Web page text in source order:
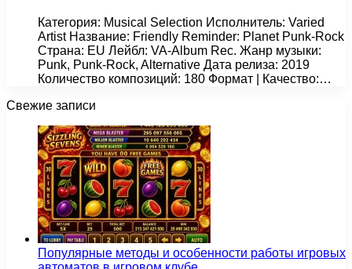
Категория: Musical Selection Исполнитель: Varied
Artist Название: Friendly Reminder: Planet Punk-Rock
Страна: EU Лейбл: VA-Album Rec. Жанр музыки:
Punk, Punk-Rock, Alternative Дата релиза: 2019
Количество композиций: 180 Формат | Качество:…
Свежие записи
Популярные методы и особенности работы игровых